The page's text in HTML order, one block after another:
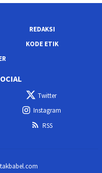
REDAKSI
KODE ETIK
Twitter
Instagram
RSS